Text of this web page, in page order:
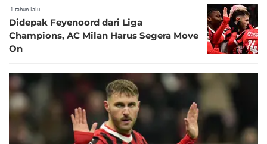
1 tahun lalu
Didepak Feyenoord dari Liga
Champions, AC Milan Harus Segera Move
On